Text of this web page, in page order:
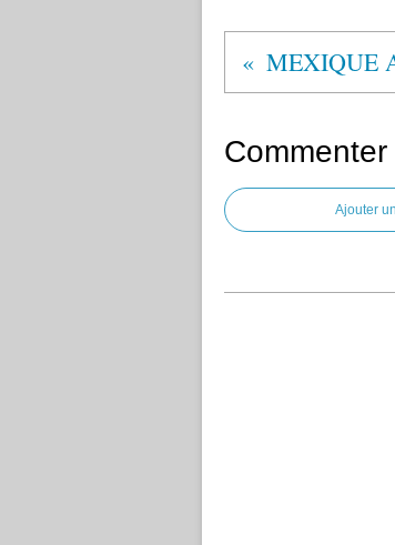
Ajouter